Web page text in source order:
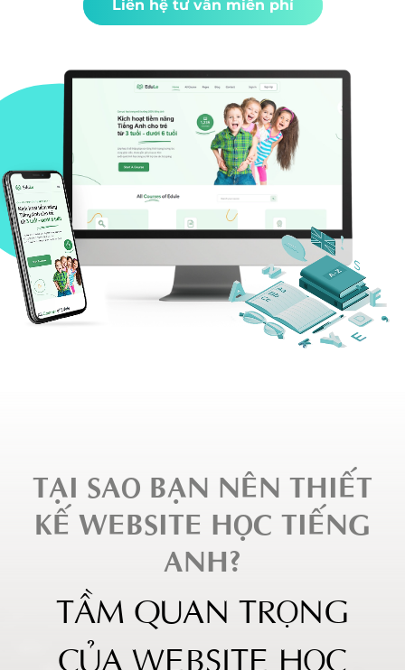
Liên hệ tư vấn miễn phí
TẠI SAO BẠN NÊN THIẾT
KẾ WEBSITE HỌC TIẾNG
ANH?
TẦM QUAN TRỌNG
CỦA WEBSITE HỌC